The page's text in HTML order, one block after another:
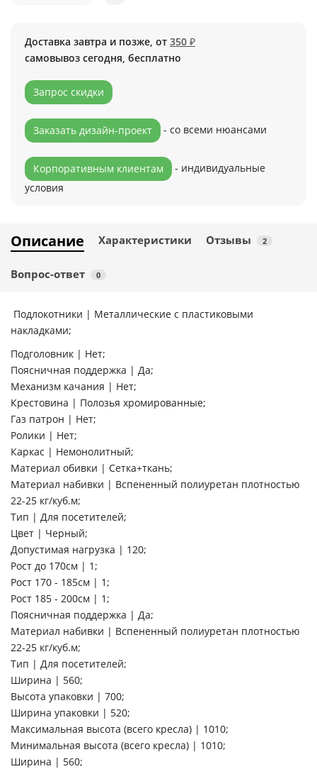
Доставка завтра и позже, от 350 ₽
самовывоз сегодня, бесплатно
Запрос скидки
Заказать дизайн-проект - со всеми нюансами
Корпоративным клиентам
- индивидуальные
условия
Описание Характеристики Отзывы 2
Вопрос-ответ 0
Подлокотники | Металлические с пластиковыми
накладками;
Подголовник | Нет;
Поясничная поддержка | Да;
Механизм качания | Нет;
Крестовина | Полозья хромированные;
Газ патрон | Нет;
Ролики | Нет;
Каркас | Немонолитный;
Материал обивки | Сетка+ткань;
Материал набивки | Вспененный полиуретан плотностью
22-25 кг/куб.м;
Тип | Для посетителей;
Цвет | Черный;
Допустимая нагрузка | 120;
Рост до 170см | 1;
Рост 170 - 185см | 1;
Рост 185 - 200см | 1;
Поясничная поддержка | Да;
Материал набивки | Вспененный полиуретан плотностью
22-25 кг/куб.м;
Тип | Для посетителей;
Ширина | 560;
Высота упаковки | 700;
Ширина упаковки | 520;
Максимальная высота (всего кресла) | 1010;
Минимальная высота (всего кресла) | 1010;
Ширина | 560;